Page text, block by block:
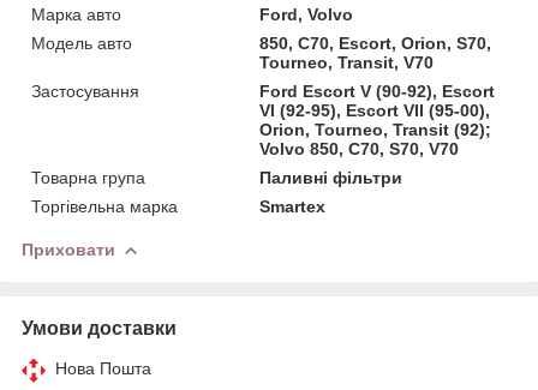
Марка авто
Ford, Volvo
Модель авто
850, C70, Escort, Orion, S70,
Tourneo, Transit, V70
Застосування
Ford Escort V (90-92), Escort
VI (92-95), Escort VII (95-00),
Orion, Tourneo, Transit (92);
Volvo 850, C70, S70, V70
Товарна група
Паливні фільтри
Торгівельна марка
Smartex
Приховати
Умови доставки
Нова Пошта